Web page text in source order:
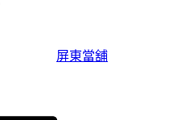
屏東當舖